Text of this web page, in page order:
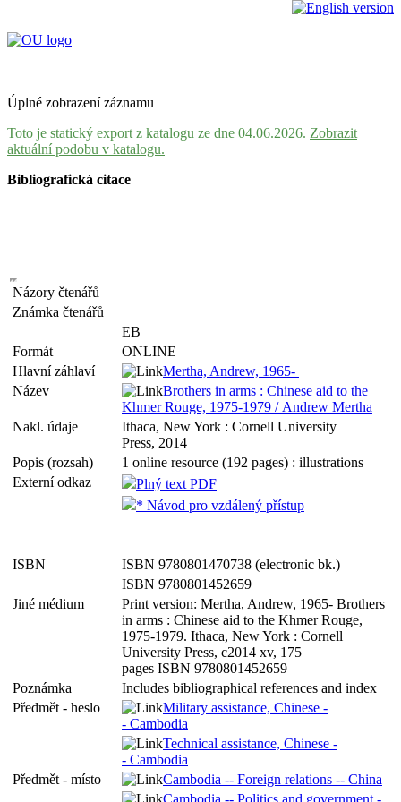
Úplné zobrazení záznamu
Toto je statický export z katalogu ze dne 04.06.2026. Zobrazit
aktuální podobu v katalogu.
Bibliografická citace
Názory čtenářů
Známka čtenářů
EB
Formát
ONLINE
Hlavní záhlaví
Mertha, Andrew, 1965-
Název
Brothers in arms : Chinese aid to the
Khmer Rouge, 1975-1979 / Andrew Mertha
Nakl. údaje
Ithaca, New York : Cornell University
Press, 2014
Popis (rozsah)
1 online resource (192 pages) : illustrations
Externí odkaz
Plný text PDF
* Návod pro vzdálený přístup
ISBN
ISBN 9780801470738 (electronic bk.)
ISBN 9780801452659
Jiné médium
Print version: Mertha, Andrew, 1965- Brothers
in arms : Chinese aid to the Khmer Rouge,
1975-1979. Ithaca, New York : Cornell
University Press, c2014 xv, 175
pages ISBN 9780801452659
Poznámka
Includes bibliographical references and index
Předmět - heslo
Military assistance, Chinese -
- Cambodia
Technical assistance, Chinese -
- Cambodia
Předmět - místo
Cambodia -- Foreign relations -- China
Cambodia -- Politics and government -